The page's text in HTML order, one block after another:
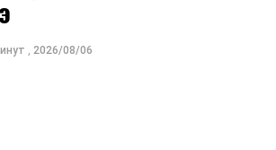
Улсынхаа хөгжил дэвшилд ашиглах
байгууллагадаа, эзэмшсэн
, 2026/08/06